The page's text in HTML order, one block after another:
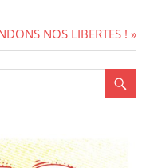
NOS LIBERTES !